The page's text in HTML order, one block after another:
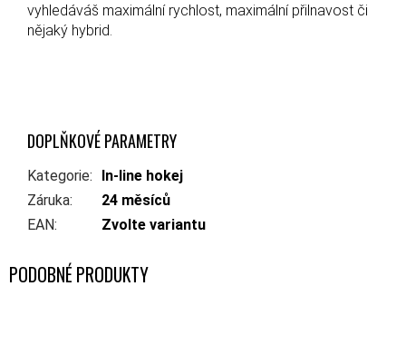
vyhledáváš maximální rychlost, maximální přilnavost či
nějaký hybrid.
DOPLŇKOVÉ PARAMETRY
Kategorie:
In-line hokej
Záruka:
24 měsíců
EAN: Zvolte variantu